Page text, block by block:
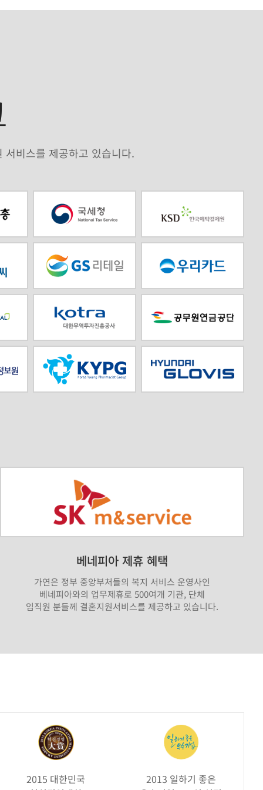
비스를 제공하고 있습니다.
베네피아 제휴 혜택
가연은 정부 중앙부처들의 복지 서비스 운영사인
베네피아와의 업무제휴로 500여개 기관, 단체
임직원 분들께 결혼지원서비스를 제공하고 있습니다.
2015 대한민국
2013 일하기 좋은